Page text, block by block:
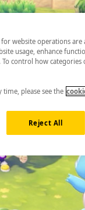
website operations
usage, enhance
control how categories
please see the
Reject All